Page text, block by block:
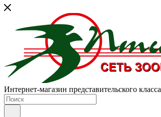
Интернет-магазин представительского класса